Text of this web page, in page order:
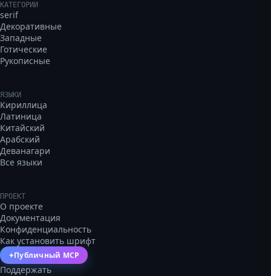
КАТЕГОРИИ
serif
Декоративные
Западные
Готические
Рукописные
ЯЗЫКИ
Кириллица
Латиница
Китайский
Арабский
Деванагари
Все языки
ПРОЕКТ
О проекте
Документация
Конфиденциальность
Как установить шрифт
✦Публичный MCP
Поддержать